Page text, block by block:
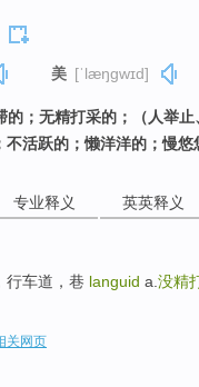
美 [ˈlæŋɡwɪd]
；无精打采的；（人举
不活跃的；懒洋洋的；慢悠
专业释义 英英释义
行车道，巷 languid a. 没精
关网页